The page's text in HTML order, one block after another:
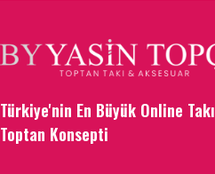
Türkiye'nin En Büyük Online Takı
Toptan Konsepti